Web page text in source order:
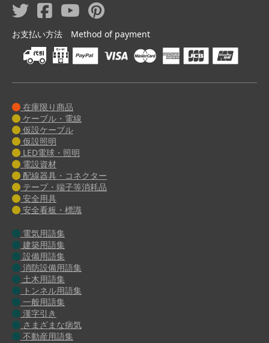
お支払い方法 Method of payment
在庫限り商品
ケーブル・電線
仮設ケーブル
仮設照明
LED電球・照明
電設資材
配線器具・コネクター
テープ・端子等消耗品
安全用具
安全看板・標識
電気用語集
建築用語集
設備用語集
消防設備用語集
土木用語集
トンネル用語集
一般用語集
漢字引き
さまざまな病気
不動産用語集